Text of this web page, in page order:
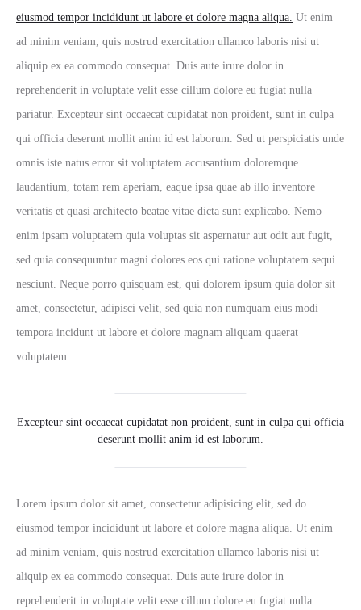
eiusmod tempor incididunt ut labore et dolore magna aliqua. Ut enim
ad minim veniam, quis nostrud exercitation ullamco laboris nisi ut
aliquip ex ea commodo consequat. Duis aute irure dolor in
reprehenderit in voluptate velit esse cillum dolore eu fugiat nulla
pariatur. Excepteur sint occaecat cupidatat non proident, sunt in culpa
qui officia deserunt mollit anim id est laborum. Sed ut perspiciatis unde
omnis iste natus error sit voluptatem accusantium doloremque
laudantium, totam rem aperiam, eaque ipsa quae ab illo inventore
veritatis et quasi architecto beatae vitae dicta sunt explicabo. Nemo
enim ipsam voluptatem quia voluptas sit aspernatur aut odit aut fugit,
sed quia consequuntur magni dolores eos qui ratione voluptatem sequi
nesciunt. Neque porro quisquam est, qui dolorem ipsum quia dolor sit
amet, consectetur, adipisci velit, sed quia non numquam eius modi
tempora incidunt ut labore et dolore magnam aliquam quaerat
voluptatem.
Excepteur sint occaecat cupidatat non proident, sunt in culpa qui officia
deserunt mollit anim id est laborum.
Lorem ipsum dolor sit amet, consectetur adipisicing elit, sed do
eiusmod tempor incididunt ut labore et dolore magna aliqua. Ut enim
ad minim veniam, quis nostrud exercitation ullamco laboris nisi ut
aliquip ex ea commodo consequat. Duis aute irure dolor in
reprehenderit in voluptate velit esse cillum dolore eu fugiat nulla